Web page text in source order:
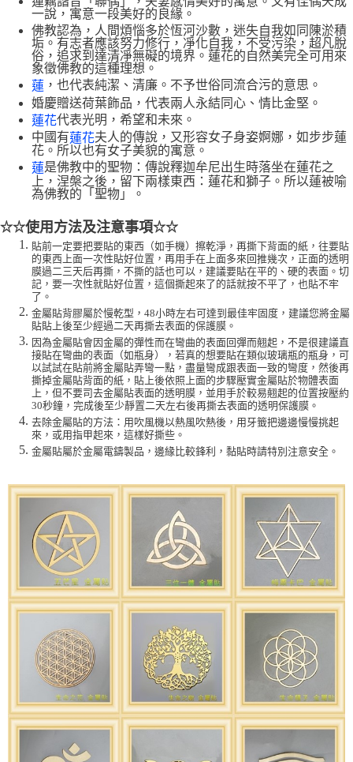
一說，寓意一段美好的良緣。
佛教認為，人間煩惱多於恆河沙數，迷失自我如同陳淤積
垢。有志者應該努力修行，凈化自我，不受污染，超凡脫
俗，追求到達清凈無礙的境界。蓮花的自然美完全可用來
象徵佛教的這種理想。
蓮 ，也代表純潔、清廉。不予世俗同流合污的意思。
婚慶贈送荷葉飾品，代表兩人永結同心、情比金堅。
蓮花代表光明，希望和未來。
中國有蓮花夫人的傳說，又形容女子身姿婀娜，如步步蓮
花。所以也有女子美貌的寓意。
蓮是佛教中的聖物：傳說釋迦牟尼出生時落坐在蓮花之
上，涅槃之後，留下兩樣東西：蓮花和獅子。所以蓮被喻
為佛教的「聖物」。
☆☆使用方法及注意事項☆☆
貼前一定要把要貼的東西（如手機）擦乾淨，再撕下背面的紙，往要貼
的東西上面一次性貼好位置，再用手在上面多來回推幾次，正面的透明
膜過二三天后再撕，不撕的話也可以，建議要貼在平的、硬的表面。切
記，要一次性就貼好位置，這個撕起來了的話就按不平了，也貼不牢
了。
金屬貼背膠屬於慢乾型，48小時左右可達到最佳牢固度，建議您將金屬
貼貼上後至少經過二天再撕去表面的保護膜。
因為金屬貼會因金屬的彈性而在彎曲的表面回彈而翹起，不是很建議直
接貼在彎曲的表面（如瓶身），若真的想要貼在類似玻璃瓶的瓶身，可
以試試在貼前將金屬貼弄彎一點，盡量彎成跟表面一致的彎度，然後再
撕掉金屬貼背面的紙，貼上後依照上面的步驟壓實金屬貼於物體表面
上，但不要司去金屬貼表面的透明膜，並用手於較易翹起的位置按壓約
30秒鐘，完成後至少靜置二天左右後再撕去表面的透明保護膜。
去除金屬貼的方法：用吹風機以熱風吹熱後，用牙籤把邊邊慢慢挑起
來，或用指甲起來，這樣好撕些。
金屬貼屬於金屬電鑄製品，邊緣比較鋒利，黏貼時請特別注意安全。